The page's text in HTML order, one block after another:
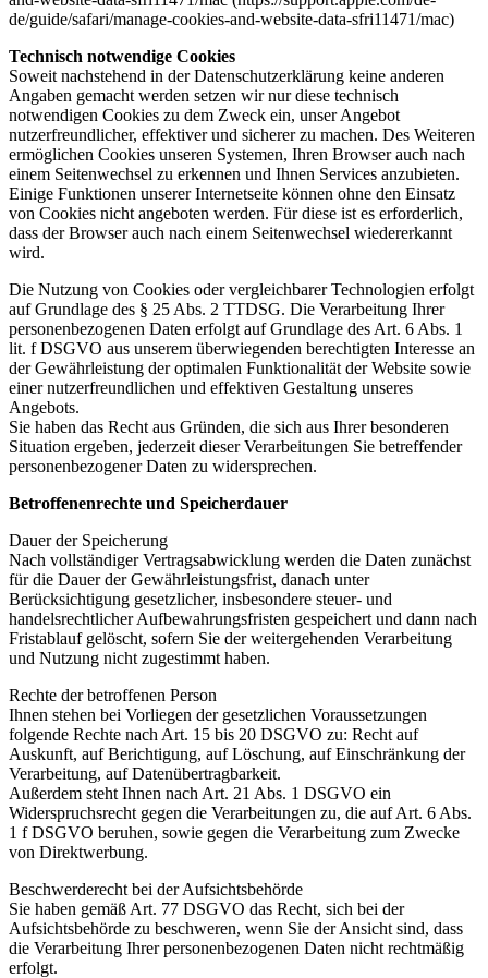
de/guide/safari/manage-cookies-and-website-data-sfri11471/mac)
Technisch notwendige Cookies
Soweit nachstehend in der Datenschutzerklärung keine anderen
Angaben gemacht werden setzen wir nur diese technisch
notwendigen Cookies zu dem Zweck ein, unser Angebot
nutzerfreundlicher, effektiver und sicherer zu machen. Des Weiteren
ermöglichen Cookies unseren Systemen, Ihren Browser auch nach
einem Seitenwechsel zu erkennen und Ihnen Services anzubieten.
Einige Funktionen unserer Internetseite können ohne den Einsatz
von Cookies nicht angeboten werden. Für diese ist es erforderlich,
dass der Browser auch nach einem Seitenwechsel wiedererkannt
wird.
Die Nutzung von Cookies oder vergleichbarer Technologien erfolgt
auf Grundlage des § 25 Abs. 2 TTDSG. Die Verarbeitung Ihrer
personenbezogenen Daten erfolgt auf Grundlage des Art. 6 Abs. 1
lit. f DSGVO aus unserem überwiegenden berechtigten Interesse an
der Gewährleistung der optimalen Funktionalität der Website sowie
einer nutzerfreundlichen und effektiven Gestaltung unseres
Angebots.
Sie haben das Recht aus Gründen, die sich aus Ihrer besonderen
Situation ergeben, jederzeit dieser Verarbeitungen Sie betreffender
personenbezogener Daten zu widersprechen.
Betroffenenrechte und Speicherdauer
Dauer der Speicherung
Nach vollständiger Vertragsabwicklung werden die Daten zunächst
für die Dauer der Gewährleistungsfrist, danach unter
Berücksichtigung gesetzlicher, insbesondere steuer- und
handelsrechtlicher Aufbewahrungsfristen gespeichert und dann nach
Fristablauf gelöscht, sofern Sie der weitergehenden Verarbeitung
und Nutzung nicht zugestimmt haben.
Rechte der betroffenen Person
Ihnen stehen bei Vorliegen der gesetzlichen Voraussetzungen
folgende Rechte nach Art. 15 bis 20 DSGVO zu: Recht auf
Auskunft, auf Berichtigung, auf Löschung, auf Einschränkung der
Verarbeitung, auf Datenübertragbarkeit.
Außerdem steht Ihnen nach Art. 21 Abs. 1 DSGVO ein
Widerspruchsrecht gegen die Verarbeitungen zu, die auf Art. 6 Abs.
1 f DSGVO beruhen, sowie gegen die Verarbeitung zum Zwecke
von Direktwerbung.
Beschwerderecht bei der Aufsichtsbehörde
Sie haben gemäß Art. 77 DSGVO das Recht, sich bei der
Aufsichtsbehörde zu beschweren, wenn Sie der Ansicht sind, dass
die Verarbeitung Ihrer personenbezogenen Daten nicht rechtmäßig
erfolgt.